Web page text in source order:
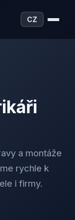
CZ
a montáže
rychle k
i firmy.